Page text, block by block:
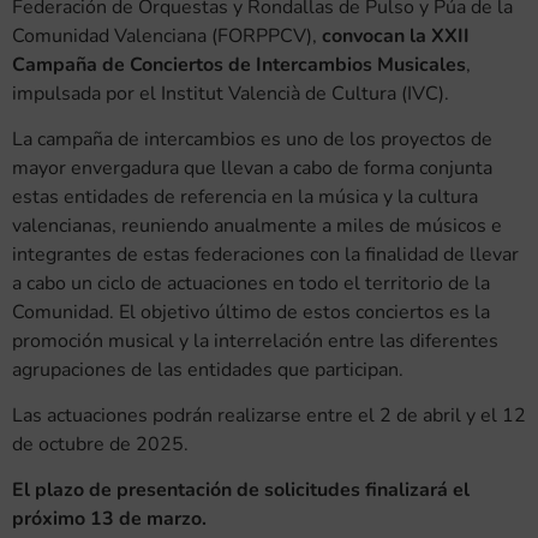
Área artística
Actualidad
Tienda
Federación de Orquestas y Rondallas de Pulso y Púa de la
Comunidad Valenciana (FORPPCV), convocan la XXII
Campaña de Conciertos de Intercambios Musicales,
impulsada por el Institut Valencià de Cultura (IVC).
La campaña de intercambios es uno de los proyectos de
mayor envergadura que llevan a cabo de forma conjunta
estas entidades de referencia en la música y la cultura
valencianas, reuniendo anualmente a miles de músicos e
integrantes de estas federaciones con la finalidad de llevar
a cabo un ciclo de actuaciones en todo el territorio de la
Comunidad. El objetivo último de estos conciertos es la
promoción musical y la interrelación entre las diferentes
agrupaciones de las entidades que participan.
Las actuaciones podrán realizarse entre el 2 de abril y el 12
de octubre de 2025.
El plazo de presentación de solicitudes finalizará el
próximo 13 de marzo.